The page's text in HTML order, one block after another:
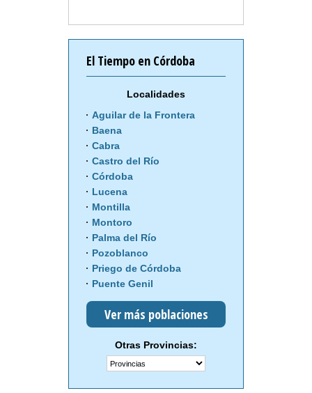
El Tiempo en Córdoba
Localidades
Aguilar de la Frontera
Baena
Cabra
Castro del Río
Córdoba
Lucena
Montilla
Montoro
Palma del Río
Pozoblanco
Priego de Córdoba
Puente Genil
Ver más poblaciones
Otras Provincias: